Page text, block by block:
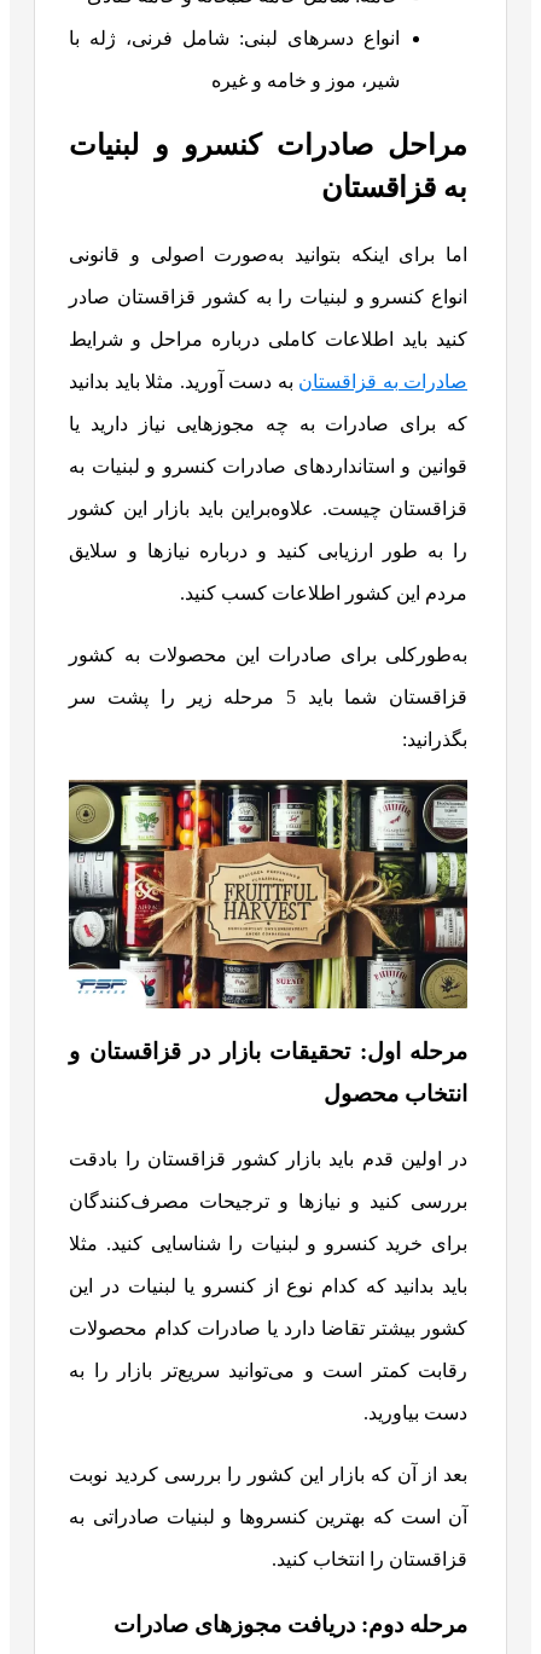
انواع دسرهای لبنی: شامل فرنی، ژله با
شیر، موز و خامه و غیره
مراحل صادرات کنسرو و لبنیات
به قزاقستان
اما برای اینکه بتوانید به‌صورت اصولی و قانونی
انواع کنسرو و لبنیات را به کشور قزاقستان صادر
کنید باید اطلاعات کاملی درباره مراحل و شرایط
صادرات به قزاقستان به دست آورید. مثلا باید بدانید
که برای صادرات به چه مجوزهایی نیاز دارید یا
قوانین و استانداردهای صادرات کنسرو و لبنیات به
قزاقستان چیست. علاوه‎‌براین باید بازار این کشور
را به طور ارزیابی کنید و درباره نیازها و سلایق
مردم این کشور اطلاعات کسب کنید.
به‌طورکلی برای صادرات این محصولات به کشور
قزاقستان شما باید 5 مرحله زیر را پشت سر
بگذرانید:
مرحله اول: تحقیقات بازار در قزاقستان و
انتخاب محصول
در اولین قدم باید بازار کشور قزاقستان را بادقت
بررسی کنید و نیازها و ترجیحات مصرف‌کنندگان
برای خرید کنسرو و لبنیات را شناسایی کنید. مثلا
باید بدانید که کدام نوع از کنسرو یا لبنیات در این
کشور بیشتر تقاضا دارد یا صادرات کدام محصولات
رقابت کمتر است و می‌توانید سریع‌تر بازار را به
دست بیاورید.
بعد از آن که بازار این کشور را بررسی کردید نوبت
آن است که بهترین کنسروها و لبنیات صادراتی به
قزاقستان را انتخاب کنید.
مرحله دوم: دریافت مجوزهای صادرات